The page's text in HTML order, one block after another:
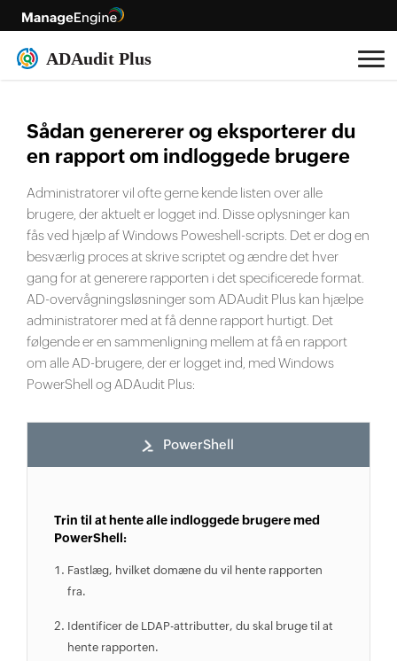
Sådan genererer og eksporterer du
en rapport om indloggede brugere
Administratorer vil ofte gerne kende listen over alle
brugere, der aktuelt er logget ind. Disse oplysninger kan
fås ved hjælp af Windows Poweshell-scripts. Det er dog en
besværlig proces at skrive scriptet og ændre det hver
gang for at generere rapporten i det specificerede format.
AD-overvågningsløsninger som ADAudit Plus kan hjælpe
administratorer med at få denne rapport hurtigt. Det
følgende er en sammenligning mellem at få en rapport
om alle AD-brugere, der er logget ind, med Windows
PowerShell og ADAudit Plus:
PowerShell
Trin til at hente alle indloggede brugere med
PowerShell:
Fastlæg, hvilket domæne du vil hente rapporten
fra.
Identificer de LDAP-attributter, du skal bruge til at
hente rapporten.